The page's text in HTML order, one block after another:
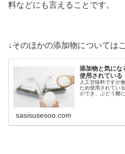
料などにも言えることです。
↓そのほかの添加物については
添加物と気にな
使用されている
人工甘味料ですが
ため使用されてい
ができ、ぶどう糖
sasisusesoo.com